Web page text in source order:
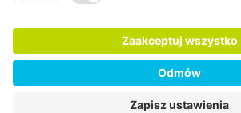
Newsletter Fairtrade Polska
Bądźmy w kontakcie